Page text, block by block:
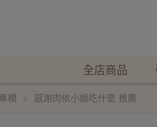
全店商品
欄 感謝肉依小姐吃什麼 推薦